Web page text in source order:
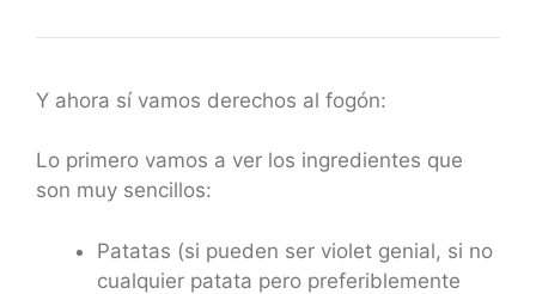
Y ahora sí vamos derechos al fogón:
Lo primero vamos a ver los ingredientes que
son muy sencillos:
Patatas (si pueden ser violet genial, si no
cualquier patata pero preferiblemente